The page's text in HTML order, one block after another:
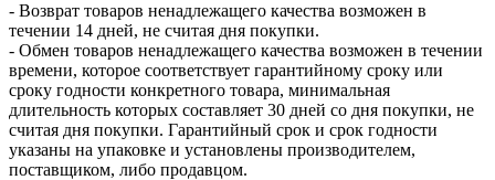
- Возврат товаров ненадлежащего качества возможен в
течении 14 дней, не считая дня покупки.
- Обмен товаров ненадлежащего качества возможен в течении
времени, которое соответствует гарантийному сроку или
сроку годности конкретного товара, минимальная
длительность которых составляет 30 дней со дня покупки, не
считая дня покупки. Гарантийный срок и срок годности
указаны на упаковке и установлены производителем,
поставщиком, либо продавцом.